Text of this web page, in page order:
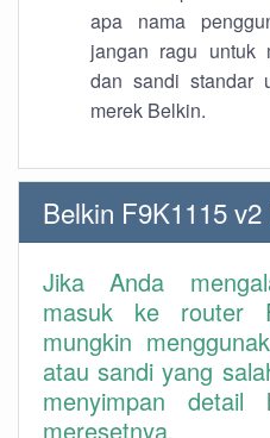
apa nama
jangan ragu untuk
dan sandi standar
merek Belkin.
Belkin F9K1115
Jika Anda
masuk ke router
mungkin
atau sandi yang
menyimpan detail
meresetnya.